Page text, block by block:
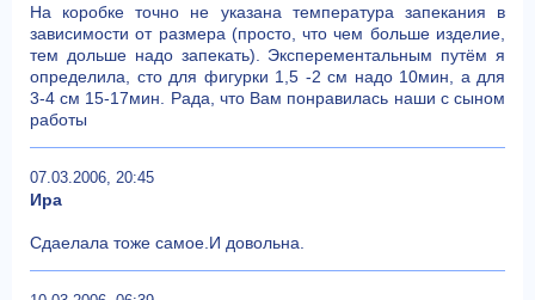
На коробке точно не указана температура запекания в
зависимости от размера (просто, что чем больше изделие,
тем дольше надо запекать). Эксперементальным путём я
определила, сто для фигурки 1,5 -2 см надо 10мин, а для
3-4 см 15-17мин. Рада, что Вам понравилась наши с сыном
работы
07.03.2006, 20:45
Ира
Сдаелала тоже самое.И довольна.